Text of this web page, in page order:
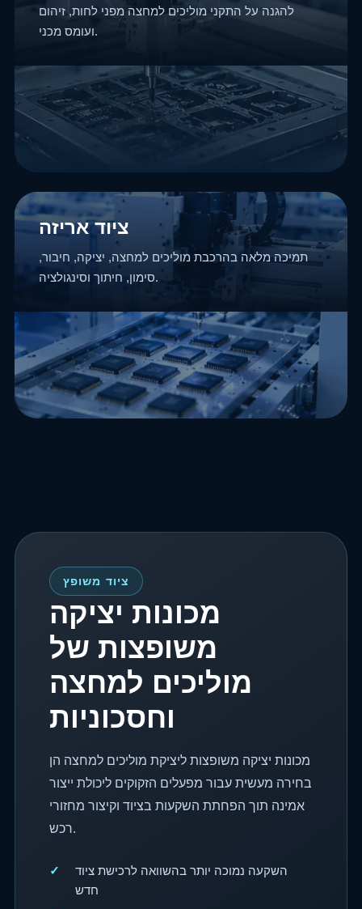
להגנה על התקני מוליכים למחצה מפני לחות, זיהום
ועומס מכני.
ציוד אריזה
תמיכה מלאה בהרכבת מוליכים למחצה, יציקה, חיבור,
סימון, חיתוך וסינגולציה.
ציוד משופץ
מכונות יציקה
משופצות של
מוליכים למחצה
וחסכוניות
מכונות יציקה משופצות ליציקת מוליכים למחצה הן
בחירה מעשית עבור מפעלים הזקוקים ליכולת ייצור
אמינה תוך הפחתת השקעות בציוד וקיצור מחזורי
רכש.
השקעה נמוכה יותר בהשוואה לרכישת ציוד
חדש